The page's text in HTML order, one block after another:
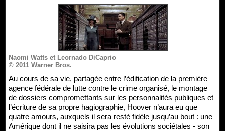
Naomi Watts et Leornado DiCaprio
© 2011 Warner Bros.
Au cours de sa vie, partagée entre l’édification de la première
agence fédérale de lutte contre le crime organisé, le montage
de dossiers compromettants sur les personnalités publiques et
l’écriture de sa propre hagiographie, Hoover n’aura eu que
quatre amours, auxquels il sera resté fidèle jusqu’au bout : une
Amérique dont il ne saisira pas les évolutions sociétales - son